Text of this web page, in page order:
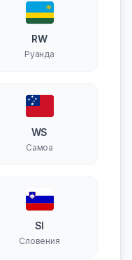
RW
Руанда
WS
Самоа
SI
Словения